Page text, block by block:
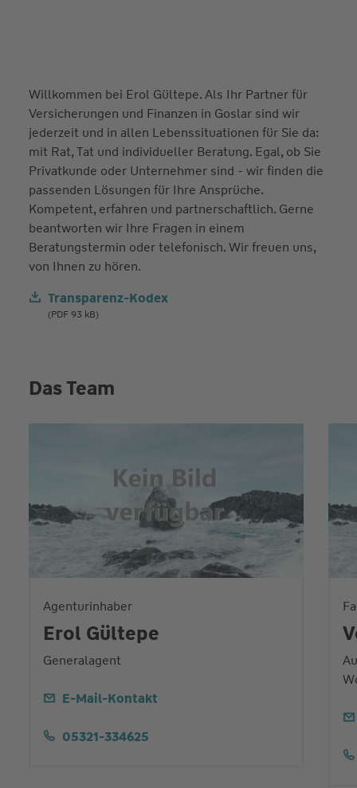
Willkommen bei Erol Gültepe. Als Ihr Partner für
Versicherungen und Finanzen in Goslar sind wir
jederzeit und in allen Lebenssituationen für Sie da:
mit Rat, Tat und individueller Beratung. Egal, ob Sie
Privatkunde oder Unternehmer sind - wir finden die
passenden Lösungen für Ihre Ansprüche.
Kompetent, erfahren und partnerschaftlich. Gerne
beantworten wir Ihre Fragen in einem
Beratungstermin oder telefonisch. Wir freuen uns,
von Ihnen zu hören.
Transparenz-Kodex
(PDF 93 kB)
Das Team
Agenturinhaber
Erol Gültepe
Generalagent
E-Mail-Kontakt
05321-334625